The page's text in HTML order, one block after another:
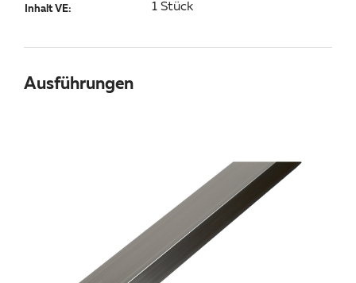
Inhalt VE: 1 Stück
Ausführungen